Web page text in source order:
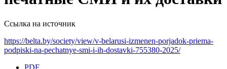
Ссылка на источник
https://belta.by/society/view/v-belarusi-izmenen-porjadok-priema-
podpiski-na-pechatnye-smi-i-ih-dostavki-755380-2025/
PDF